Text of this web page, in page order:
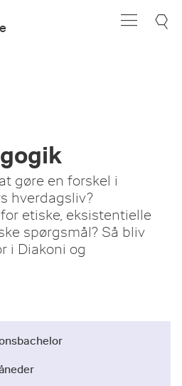
gøre en forskel i
hverdagsliv?
etiske, eksistentielle
spørgsmål? Så bliv
i Diakoni og